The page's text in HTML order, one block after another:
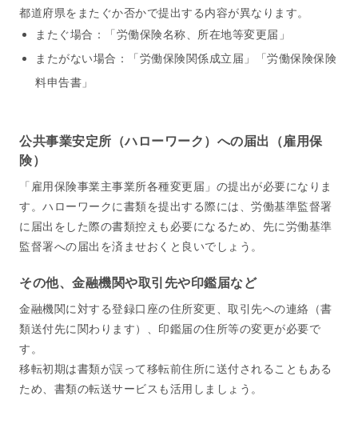
都道府県をまたぐか否かで提出する内容が異なります。
またぐ場合：「労働保険名称、所在地等変更届」
またがない場合：「労働保険関係成立届」「労働保険保険
料申告書」
公共事業安定所（ハローワーク）への届出（雇用保
険）
「雇用保険事業主事業所各種変更届」の提出が必要になりま
す。ハローワークに書類を提出する際には、労働基準監督署
に届出をした際の書類控えも必要になるため、先に労働基準
監督署への届出を済ませおくと良いでしょう。
その他、金融機関や取引先や印鑑届など
金融機関に対する登録口座の住所変更、取引先への連絡（書
類送付先に関わります）、印鑑届の住所等の変更が必要で
す。
移転初期は書類が誤って移転前住所に送付されることもある
ため、書類の転送サービスも活用しましょう。